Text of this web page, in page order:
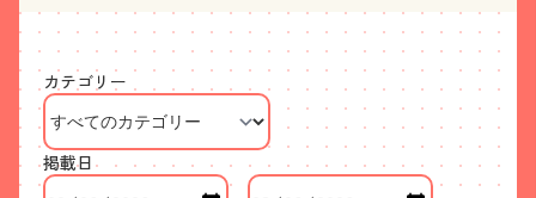
カテゴリー
掲載日